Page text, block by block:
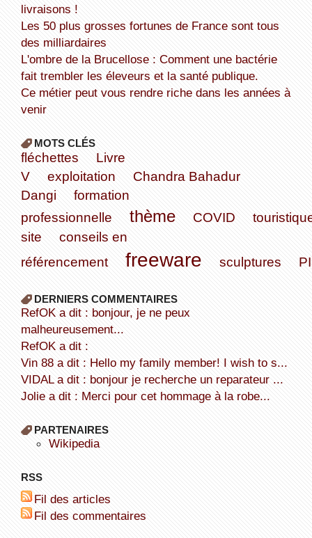
livraisons !
Les 50 plus grosses fortunes de France sont tous
des milliardaires
L'ombre de la Brucellose : Comment une bactérie
fait trembler les éleveurs et la santé publique.
Ce métier peut vous rendre riche dans les années à
venir
MOTS CLÉS
fléchettes
Livre
V
exploitation
Chandra Bahadur
Dangi
formation
professionnelle
thème COVID
site
conseils en
référencement
freeware sculptures
DERNIERS COMMENTAIRES
refOK a dit : bonjour, je ne peux
malheureusement...
refOK a dit :
Vin 88 a dit : Hello my family member! I wish to s...
VIDAL a dit : bonjour je recherche un reparateur ...
Jolie a dit : Merci pour cet hommage à la robe...
PARTENAIRES
wikipedia
RSS
Fil des articles
Fil des commentaires